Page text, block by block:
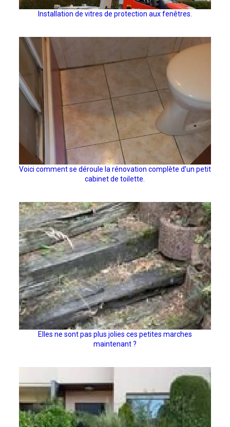
Installation de vitres de protection aux fenêtres.
Voici comment se déroule la rénovation complète d’un petit
cabinet de toilette.
Elles ne sont pas plus jolies ces petites marches
maintenant ?